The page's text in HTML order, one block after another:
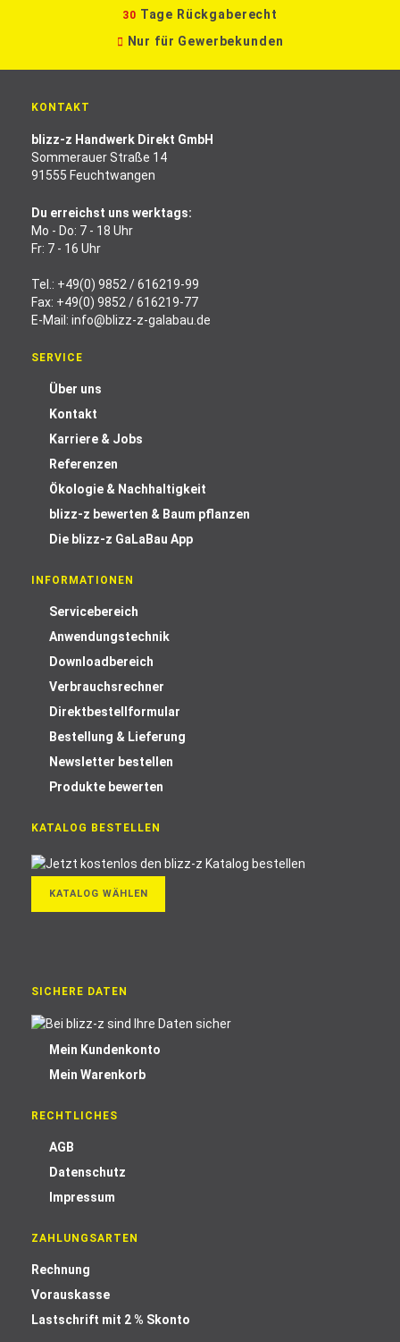
30 Tage Rückgaberecht
Nur für Gewerbekunden
KONTAKT
blizz-z Handwerk Direkt GmbH
Sommerauer Straße 14
91555 Feuchtwangen
Du erreichst uns werktags:
Mo - Do: 7 - 18 Uhr
Fr: 7 - 16 Uhr
Tel.: +49(0) 9852 / 616219-99
Fax: +49(0) 9852 / 616219-77
E-Mail: info@blizz-z-galabau.de
SERVICE
Über uns
Kontakt
Karriere & Jobs
Referenzen
Ökologie & Nachhaltigkeit
blizz-z bewerten & Baum pflanzen
Die blizz-z GaLaBau App
INFORMATIONEN
Servicebereich
Anwendungstechnik
Downloadbereich
Verbrauchsrechner
Direktbestellformular
Bestellung & Lieferung
Newsletter bestellen
Produkte bewerten
KATALOG BESTELLEN
KATALOG WÄHLEN
SICHERE DATEN
Mein Kundenkonto
Mein Warenkorb
RECHTLICHES
AGB
Datenschutz
Impressum
ZAHLUNGSARTEN
Rechnung
Vorauskasse
Lastschrift mit 2 % Skonto